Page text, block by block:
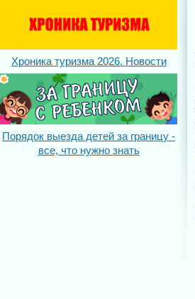
Хроника туризма 2026. Новости
Порядок выезда детей за границу -
все, что нужно знать